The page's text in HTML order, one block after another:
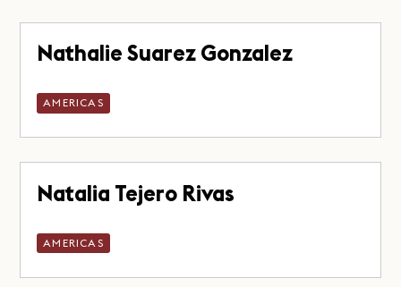
Nathalie Suarez Gonzalez
AMERICAS
Natalia Tejero Rivas
AMERICAS